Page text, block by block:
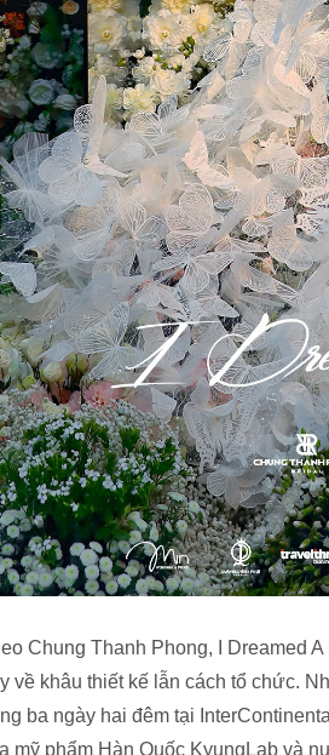
Chung Thanh Phong, I Dreamed
về khâu thiết kế lẫn cách tổ chức.
ba ngày hai đêm tại
mỹ phẩm Hàn Quốc KyungLab và